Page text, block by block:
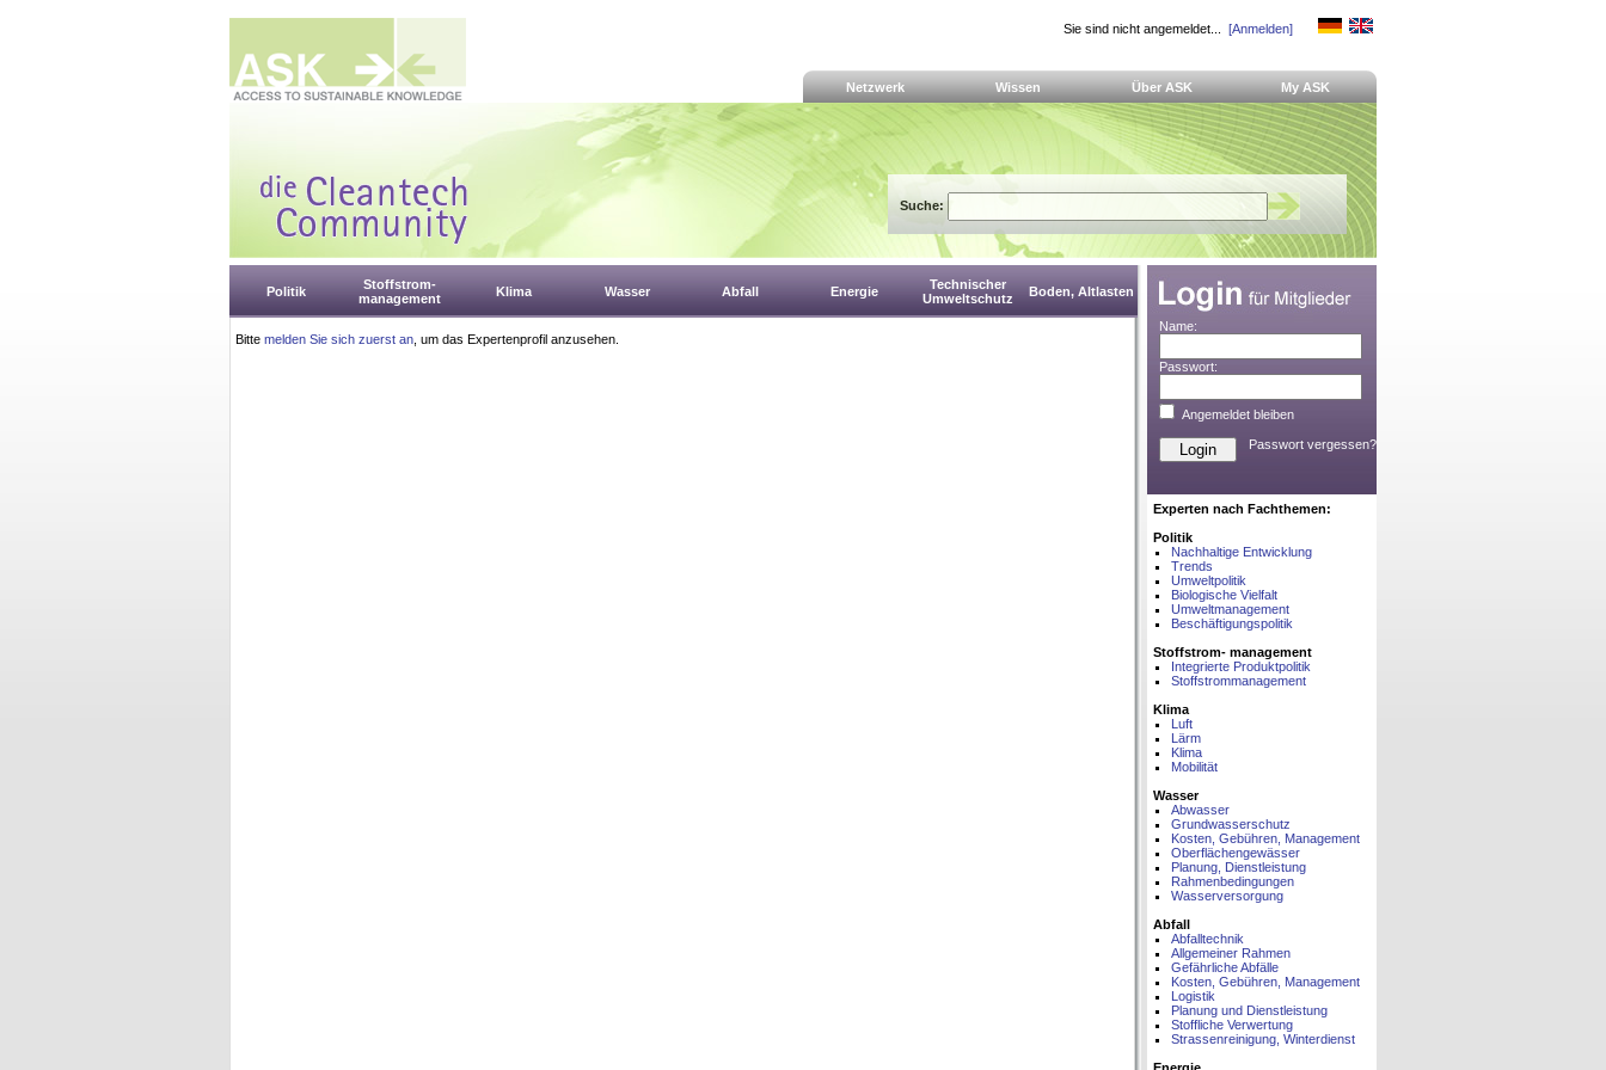
Sie sind nicht angemeldet... [Anmelden]
Netzwerk Wissen Über ASK My ASK
Suche:
Politik
Stoffstrom-
management
Klima Wasser Abfall Energie
Technischer
Umweltschutz
Boden, Altlasten
Bitte melden Sie sich zuerst an , um das Expertenprofil anzusehen.
Name:
Passwort:
Angemeldet bleiben
Passwort vergessen?
Experten nach Fachthemen:
Politik
Nachhaltige Entwicklung
Trends
Umweltpolitik
Biologische Vielfalt
Umweltmanagement
Beschäftigungspolitik
Stoffstrom- management
Integrierte Produktpolitik
Stoffstrommanagement
Klima
Luft
Lärm
Klima
Mobilität
Wasser
Abwasser
Grundwasserschutz
Kosten, Gebühren, Management
Oberflächengewässer
Planung, Dienstleistung
Rahmenbedingungen
Wasserversorgung
Abfall
Abfalltechnik
Allgemeiner Rahmen
Gefährliche Abfälle
Kosten, Gebühren, Management
Logistik
Planung und Dienstleistung
Stoffliche Verwertung
Strassenreinigung, Winterdienst